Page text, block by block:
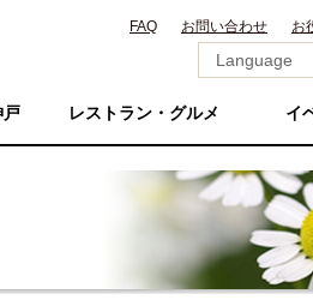
FAQ お問い合わせ お
レストラン・グルメ イ